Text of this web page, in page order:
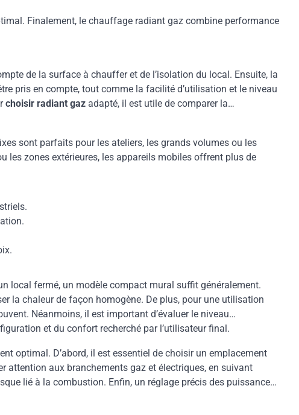
Finalement, le chauffage radiant gaz combine performance
de la surface à chauffer et de l’isolation du local. Ensuite, la
pris en compte, tout comme la facilité d’utilisation et le niveau
choisir radiant gaz adapté, il est utile de comparer la
sont parfaits pour les ateliers, les grands volumes ou les
les zones extérieures, les appareils mobiles offrent plus de
local fermé, un modèle compact mural suffit généralement.
la chaleur de façon homogène. De plus, pour une utilisation
Néanmoins, il est important d’évaluer le niveau
et du confort recherché par l’utilisateur final.
optimal. D’abord, il est essentiel de choisir un emplacement
attention aux branchements gaz et électriques, en suivant
lié à la combustion. Enfin, un réglage précis des puissances